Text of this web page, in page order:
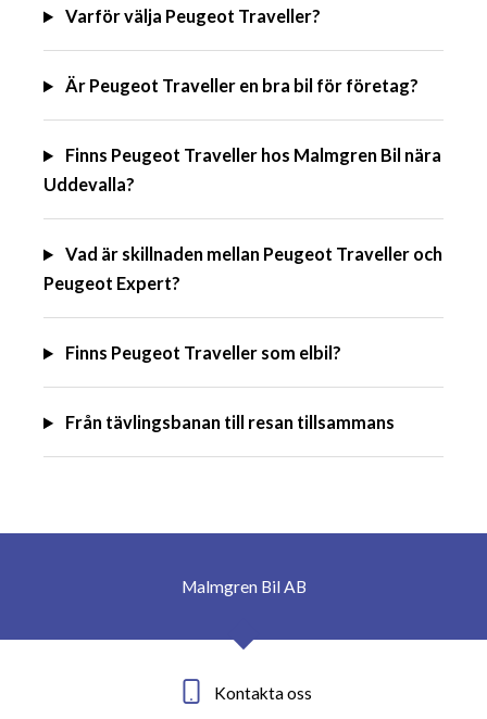
Varför välja Peugeot Traveller?
Är Peugeot Traveller en bra bil för företag?
Finns Peugeot Traveller hos Malmgren Bil nära
Uddevalla?
Vad är skillnaden mellan Peugeot Traveller och
Peugeot Expert?
Finns Peugeot Traveller som elbil?
Från tävlingsbanan till resan tillsammans
Malmgren Bil AB
Kontakta oss